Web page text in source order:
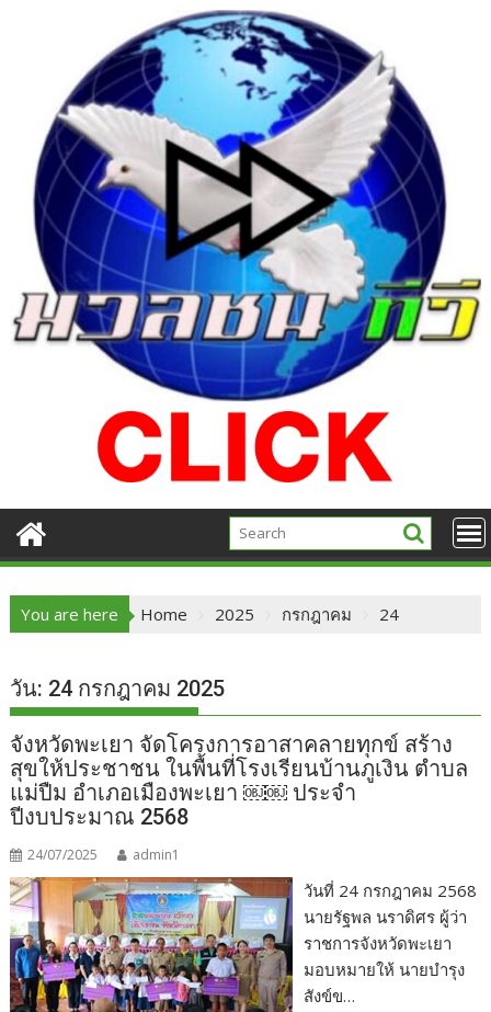
You are here Home 2025 กรกฎาคม 24
วัน: 24 กรกฎาคม 2025
จังหวัดพะเยา จัดโครงการอาสาคลายทุกข์ สร้าง
สุขให้ประชาชน ในพื้นที่โรงเรียนบ้านภูเงิน ตำบล
แม่ปืม อำเภอเมืองพะเยา ￼￼ ประจำ
ปีงบประมาณ 2568
24/07/2025 admin1
วันที่ 24 กรกฎาคม 2568
นายรัฐพล นราดิศร ผู้ว่า
ราชการจังหวัดพะเยา
มอบหมายให้ นายบำรุง
สังข์ข…